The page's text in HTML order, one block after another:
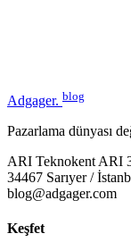
Adgager. blog
Pazarlama dünyası
ARI Teknokent ARI
34467 Sarıyer /
blog@adgager.com
Keşfet